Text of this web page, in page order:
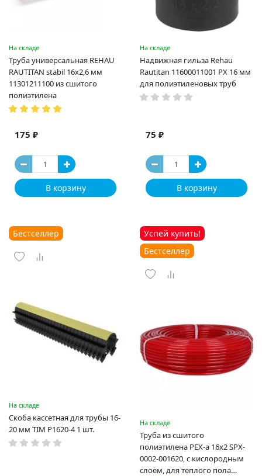
На складе
Труба универсальная REHAU
RAUTITAN stabil 16х2,6 мм
11301211100 из сшитого
полиэтилена
175 ₽
В корзину
На складе
Надвижная гильза Rehau
Rautitan 11600011001 PX 16 мм
для полиэтиленовых труб
75 ₽
В корзину
Бестселлер
На складе
Скоба кассетная для трубы 16-
20 мм TIM P1620-4 1 шт.
Успей купить!
Бестселлер
На складе
Труба из сшитого
полиэтилена PEX-a 16х2 SPX-
0002-001620, с кислородным
слоем, для теплого пола